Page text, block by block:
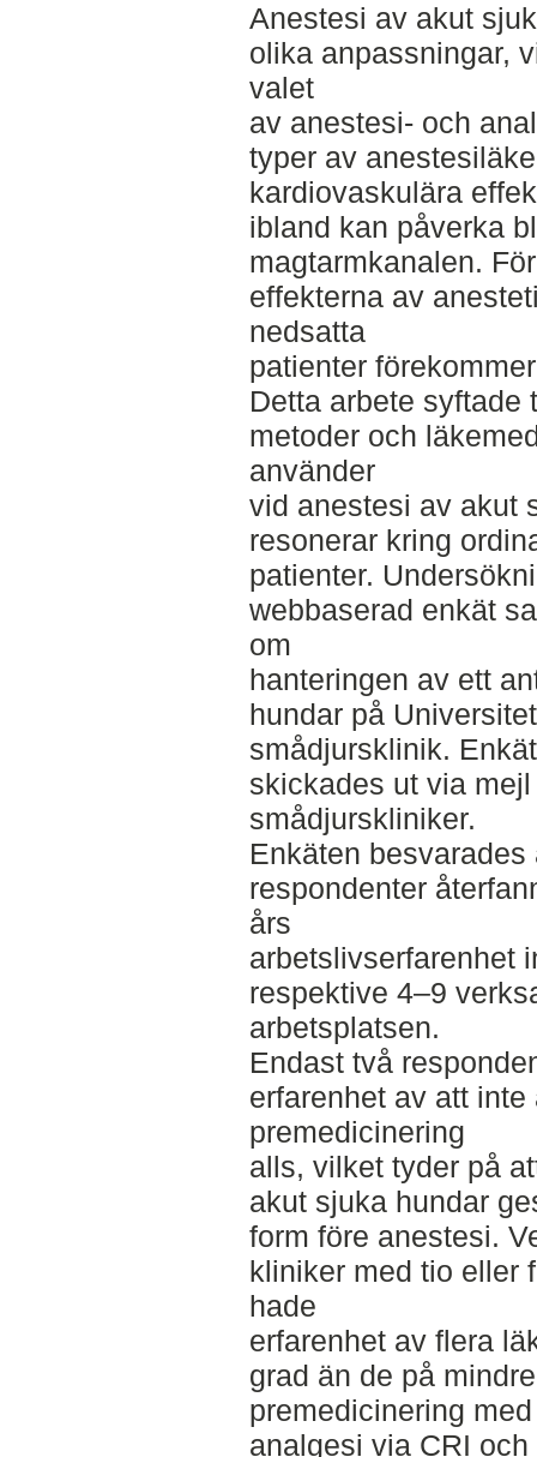
Anestesi av akut
olika anpassningar,
valet
av anestesi- och
typer av
kardiovaskulära
ibland kan påverka
magtarmkanalen.
effekterna av
nedsatta
patienter
Detta arbete syftade
metoder och
använder
vid anestesi av akut
resonerar kring
patienter.
webbaserad enkät
om
hanteringen av ett
hundar på
smådjursklinik.
skickades ut via
smådjurskliniker.
Enkäten
respondenter
års
arbetslivserfarenhet
respektive 4–9
arbetsplatsen.
Endast två
erfarenhet av att
premedicinering
alls, vilket tyder på
akut sjuka hundar
form före anestesi.
kliniker med tio eller
hade
erfarenhet av flera
grad än de på
premedicinering
analgesi via CRI